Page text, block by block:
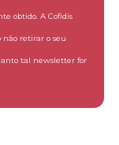
obtido. A Cofidis
não retirar o seu
tal newsletter for